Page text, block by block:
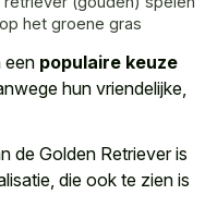
het groene gras
een populaire keuze
hun vriendelijke,
de Golden Retriever is
die ook te zien is